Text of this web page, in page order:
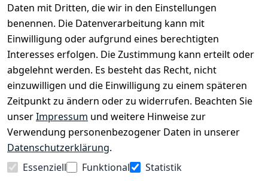
Daten mit Dritten, die wir in den Einstellungen
benennen. Die Datenverarbeitung kann mit
Einwilligung oder aufgrund eines berechtigten
Interesses erfolgen. Die Zustimmung kann erteilt oder
abgelehnt werden. Es besteht das Recht, nicht
einzuwilligen und die Einwilligung zu einem späteren
Zeitpunkt zu ändern oder zu widerrufen. Beachten Sie
unserImpressum und weitere Hinweise zur
Verwendung personenbezogener Daten in unserer
Datenschutzerklärung.
Essenziell
Funktional Statistik
EINKAUFEN
› Fahrrad Aachen
› Zahlungs- und Versandbedingungen
INFORMATIONEN
› Batteriehinweis
› Widerrufsrecht
Impressum